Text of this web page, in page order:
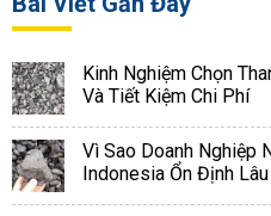
Kinh Nghiệm Chọn
Và Tiết Kiệm Chi Phí
Vì Sao Doanh Nghiệp
Indonesia Ổn Định